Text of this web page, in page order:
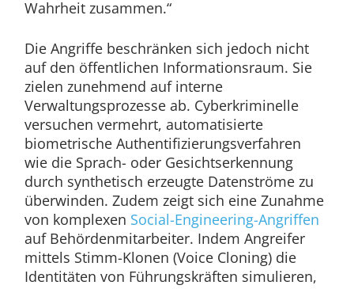
Wahrheit zusammen.“
Die Angriffe beschränken sich jedoch nicht
auf den öffentlichen Informationsraum. Sie
zielen zunehmend auf interne
Verwaltungsprozesse ab. Cyberkriminelle
versuchen vermehrt, automatisierte
biometrische Authentifizierungsverfahren
wie die Sprach- oder Gesichtserkennung
durch synthetisch erzeugte Datenströme zu
überwinden. Zudem zeigt sich eine Zunahme
von komplexen Social-Engineering-Angriffen
auf Behördenmitarbeiter. Indem Angreifer
mittels Stimm-Klonen (Voice Cloning) die
Identitäten von Führungskräften simulieren,